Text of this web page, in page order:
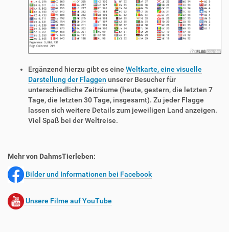
Ergänzend hierzu gibt es eine Weltkarte, eine visuelle
Darstellung der Flaggen unserer Besucher für
unterschiedliche Zeiträume (heute, gestern, die letzten 7
Tage, die letzten 30 Tage, insgesamt). Zu jeder Flagge
lassen sich weitere Details zum jeweiligen Land anzeigen.
Viel Spaß bei der Weltreise.
Mehr von DahmsTierleben:
Bilder und Informationen bei Facebook
Unsere Filme auf YouTube